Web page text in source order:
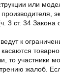
или
3 ст. 34 Закона о
к
то участники
жалоб.